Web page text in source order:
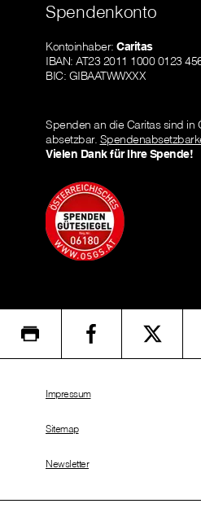
Spendenkonto
Kontoinhaber: Caritas
IBAN: AT23 2011 1000 0123
BIC: GIBAATWWXXX
Spenden an die Caritas sind in
absetzbar.
Vielen Dank für Ihre Spende!
Impressum
Sitemap
Newsletter